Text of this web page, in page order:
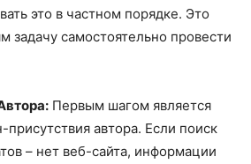
это в частном порядке. Это
задачу самостоятельно провести
Первым шагом является
присутствия автора. Если поиск
– нет веб-сайта, информации